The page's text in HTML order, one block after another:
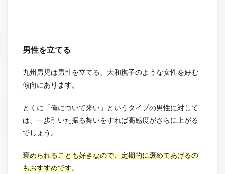
男性を立てる
九州男児は男性を立てる、大和撫子のような女性を好む
傾向にあります。
とくに「俺について来い」というタイプの男性に対して
は、一歩引いた振る舞いをすれば高感度がさらに上がる
でしょう。
褒められることも好きなので、定期的に褒めてあげるの
もおすすめです。